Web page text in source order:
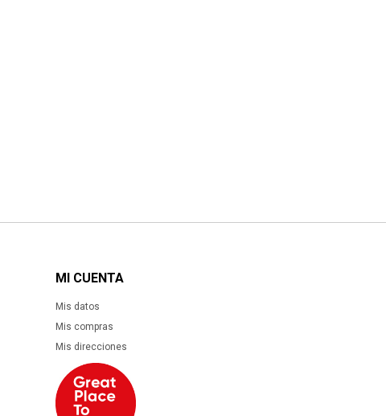
MI CUENTA
Mis datos
Mis compras
Mis direcciones